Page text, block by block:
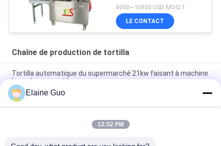
machine complètement
automatique
8000~10800 USD MOQ:1
LE CONTACT
Chaîne de production de tortilla
Tortilla automatique du supermarché 21kw faisant à machine
la couleur argentée
10 - chaîne de production de tortilla de diamètre de 45cm
nouvelle complètement automatique
Une nouvelle machine automatique pour faire du pain à la
Elaine Guo
12:52 PM